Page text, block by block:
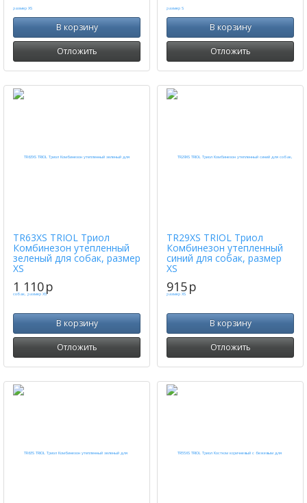
В корзину
Отложить
В корзину
Отложить
TR63ХS TRIOL Триол
Комбинезон утепленный
зеленый для собак, размер
ХS
1 110p
В корзину
Отложить
TR29ХS TRIOL Триол
Комбинезон утепленный
синий для собак, размер
ХS
915p
В корзину
Отложить